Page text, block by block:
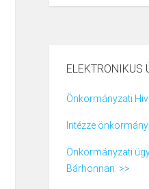
ELEKTRONIKUS
Önkormányzati
Intézze
Önkormányzati
Bárhonnan. >>